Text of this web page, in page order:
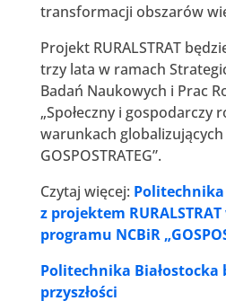
transformacji obszarów
Projekt RURALSTRAT
trzy lata w ramach
Badań Naukowych i Prac
„Społeczny i gospodarczy
warunkach
GOSPOSTRATEG”.
Czytaj więcej: Politechnika
z projektem
programu NCBiR
Politechnika
przyszłości